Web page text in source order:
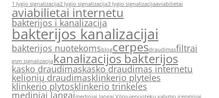
1 lygio signalizacija2 lygio signalizacija3 lygio signalizacijaaviabilietai
aviabilietai internetu
bakterijos i kanalizacija
bakterijos kanalizacijai
bakterijos nuotekomsblogcerpesdraudimasfiltrai
gsm signalizacijakanalizacijos bakterijos
kasko draudimaskasko draudimas internetu
kelionių draudimasklinkerio plyteles
klinkerio plytosklinkerio trinkeles
mediniai langai mediniai langai Vilniujenuoteku valymo irenginiai